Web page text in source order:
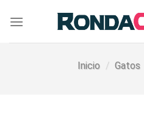
Inicio / Gatos